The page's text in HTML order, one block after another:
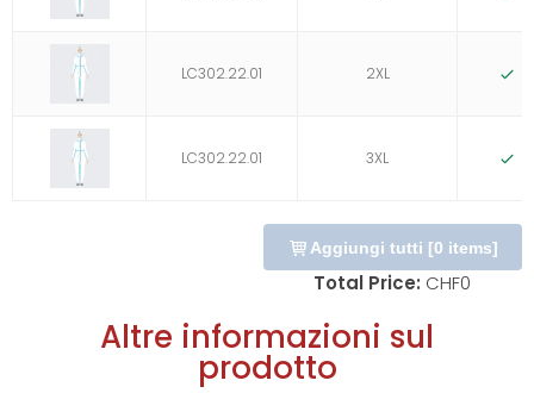
LC302.22.01 2XL
LC302.22.01 3XL
Aggiungi tutti [0 items]
Total Price: CHF0
Altre informazioni sul
prodotto